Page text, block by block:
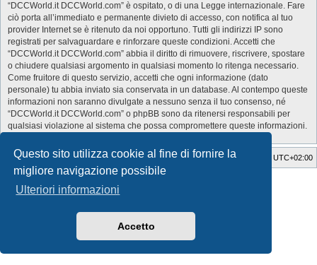
Questo sito utilizza cookie al fine di fornire la
migliore navigazione possibile
Ulteriori informazioni
Accetto
“DCCWorld.it DCCWorld.com” è ospitato, o di una Legge internazionale. Fare
ciò porta all’immediato e permanente divieto di accesso, con notifica al tuo
provider Internet se è ritenuto da noi opportuno. Tutti gli indirizzi IP sono
registrati per salvaguardare e rinforzare queste condizioni. Accetti che
“DCCWorld.it DCCWorld.com” abbia il diritto di rimuovere, riscrivere, spostare
o chiudere qualsiasi argomento in qualsiasi momento lo ritenga necessario.
Come fruitore di questo servizio, accetti che ogni informazione (dato
personale) tu abbia inviato sia conservata in un database. Al contempo queste
informazioni non saranno divulgate a nessuno senza il tuo consenso, né
“DCCWorld.it DCCWorld.com” o phpBB sono da ritenersi responsabili per
qualsiasi violazione al sistema che possa compromettere queste informazioni.
Indice Tutti gli orari sono UTC+02:00
Cancella cookie
Style Developer by ©
Creato daphpBB
Privacy|Condizioni